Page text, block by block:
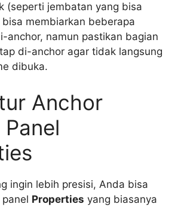
(seperti jembatan yang bisa
membiarkan beberapa
anchor, namun pastikan bagian
di-anchor agar tidak langsung
dibuka.
Anchor
ingin lebih presisi, Anda bisa
Properties yang biasanya